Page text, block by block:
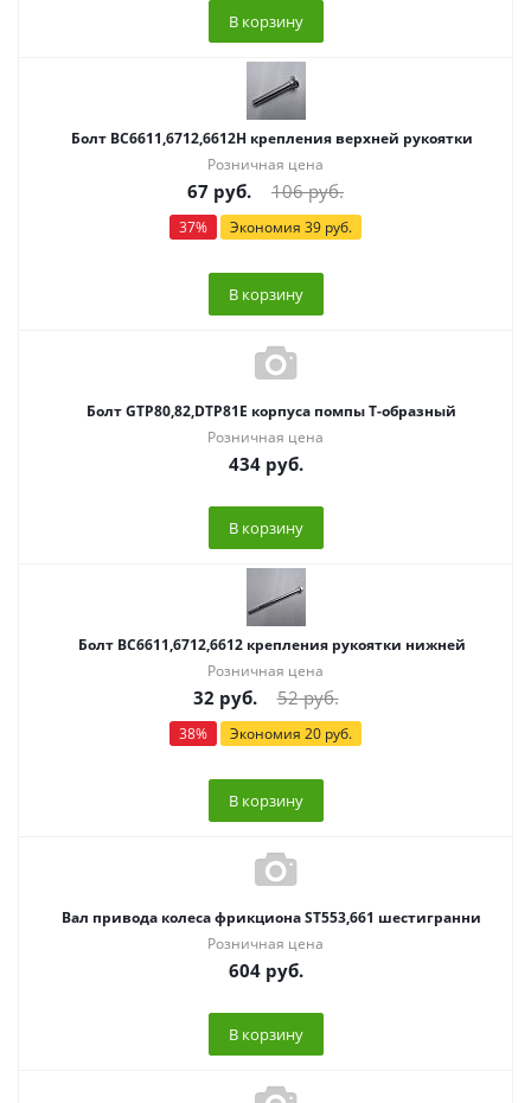
В корзину
Болт BC6611,6712,6612H крепления верхней рукоятки
Розничная цена
67 руб. 106руб.
37% Экономия 39 руб.
В корзину
Болт GTP80,82,DTP81E корпуса помпы Т-образный
Розничная цена
434руб.
В корзину
Болт ВС6611,6712,6612 крепления рукоятки нижней
Розничная цена
32 руб. 52руб.
38% Экономия 20 руб.
В корзину
Вал привода колеса фрикциона ST553,661 шестигранни
Розничная цена
604руб.
В корзину